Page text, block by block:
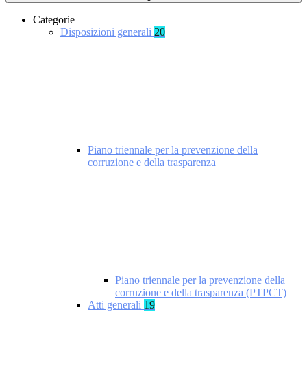
Categorie
Disposizioni generali 20
Piano triennale per la prevenzione della
corruzione e della trasparenza
Piano triennale per la prevenzione della
corruzione e della trasparenza (PTPCT)
Atti generali 19